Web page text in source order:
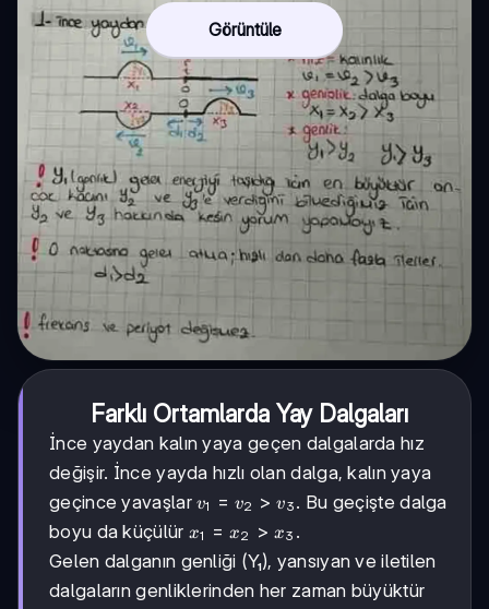
Görüntüle
Farklı Ortamlarda Yay Dalgaları
İnce yaydan kalın yaya geçen dalgalarda hız
değişir. İnce yayda hızlı olan dalga, kalın yaya
geçince yavaşlarv₁
v₂
>
v₃
v1 = v2 > v3 . Bu geçişte dalga
boyu da küçülür x₁
=
x₂
>
x1 = x2 > x3 .
Gelen dalganın genliği (Y₁), yansıyan ve iletilen
dalgaların genliklerinden her zaman büyüktür